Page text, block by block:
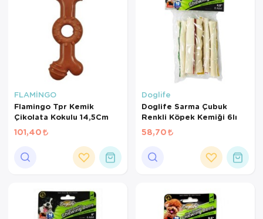
FLAMİNGO
Flamingo Tpr Kemik
Çikolata Kokulu 14,5Cm
101,40
Doglife
Doglife Sarma Çubuk
Renkli Köpek Kemiği 6lı
58,70